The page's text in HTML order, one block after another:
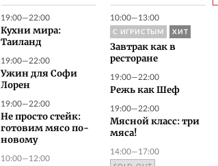
19:00—22:00
Кухни мира:
Таиланд
19:00—22:00
Ужин для Софи
Лорен
19:00—22:00
Не просто стейк:
готовим мясо по-
новому
10:00—12:00
10:00—13:00
С ИГРИСТЫМ ХИТ
Завтрак как в
ресторане
19:00—22:00
Режь как Шеф
19:00—22:00
Мясной класс: три
мяса!
14:00—17:00